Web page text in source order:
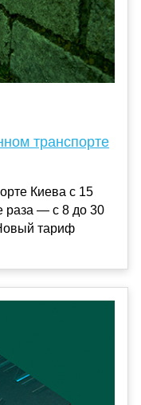
транспорте
Киева с 15
раза — с 8 до 30
тариф